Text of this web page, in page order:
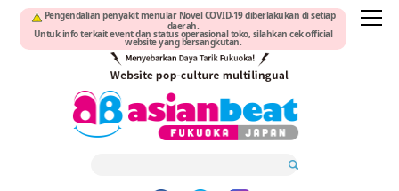
Pengendalian penyakit menular Novel COVID-19 diberlakukan di setiap
daerah.
Untuk info terkait event dan status operasional toko, silahkan cek official
website yang bersangkutan.